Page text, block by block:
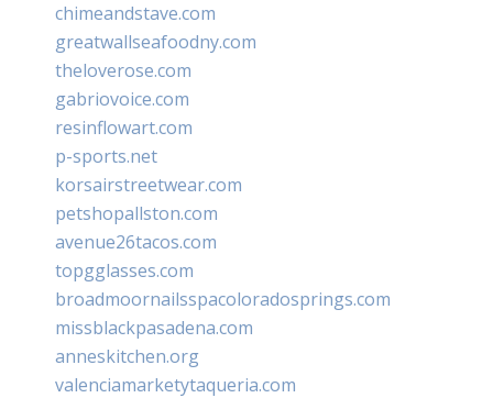
chimeandstave.com
greatwallseafoodny.com
theloverose.com
gabriovoice.com
resinflowart.com
p-sports.net
korsairstreetwear.com
petshopallston.com
avenue26tacos.com
topgglasses.com
broadmoornailsspacoloradosprings.com
missblackpasadena.com
anneskitchen.org
valenciamarketytaqueria.com